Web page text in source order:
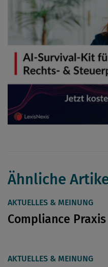
Ähnliche
AKTUELLES & MEINUNG
Compliance
AKTUELLES & MEINUNG